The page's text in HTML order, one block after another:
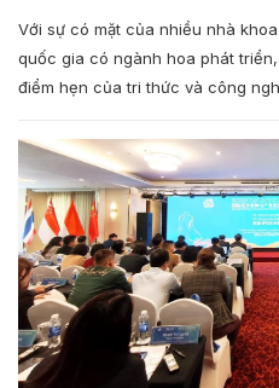
Với sự có mặt của nhiều nhà
quốc gia có ngành hoa phát
điểm hẹn của tri thức và công
cho ngành hoa cảnh Việt Nam và